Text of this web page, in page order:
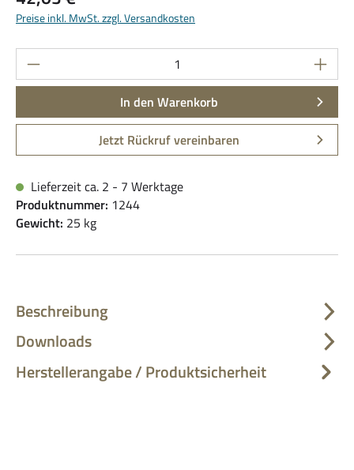
Preise inkl. MwSt. zzgl. Versandkosten
Produkt Anzahl: Gib den gewünschten
In den Warenkorb
Jetzt Rückruf vereinbaren
Lieferzeit ca. 2 - 7 Werktage
Produktnummer: 1244
Gewicht: 25 kg
Beschreibung
Downloads
Herstellerangabe / Produktsicherheit